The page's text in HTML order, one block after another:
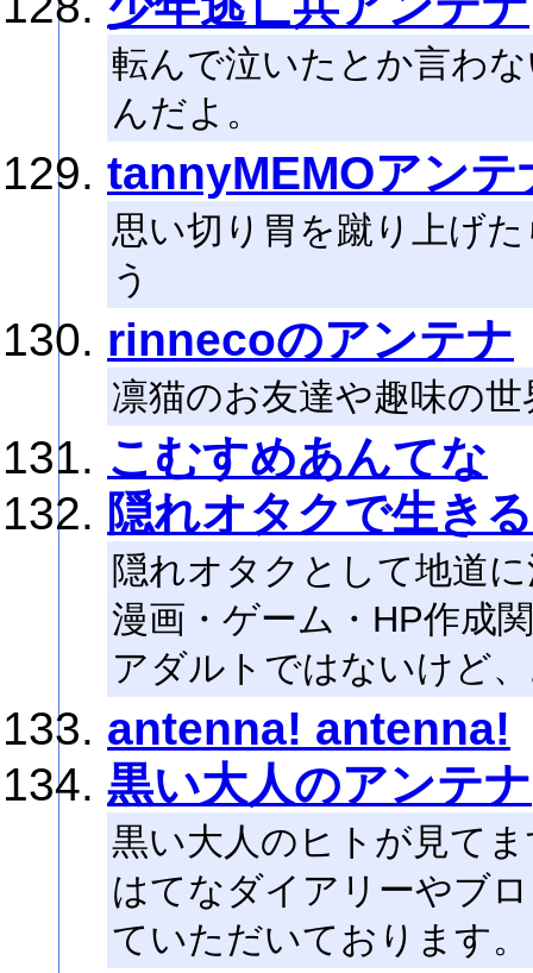
転んで泣いたとか言わ
んだよ。
tannyMEMOアンテ
思い切り胃を蹴り上げ
う
rinnecoのアンテナ
凛猫のお友達や趣味の
こむすめあんてな
隠れオタクで生き
隠れオタクとして地道
漫画・ゲーム・HP作成
アダルトではないけど
antenna! antenna!
黒い大人のアンテナ
黒い大人のヒトが見て
はてなダイアリーやブ
ていただいております。